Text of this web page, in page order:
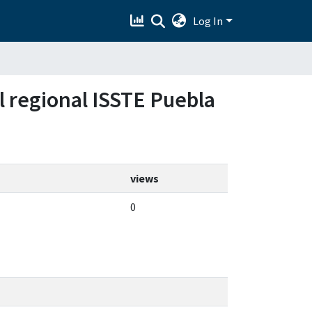
Log In
ISSTE Puebla
views
0